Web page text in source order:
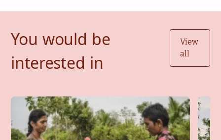
You would be
interested in
View
all